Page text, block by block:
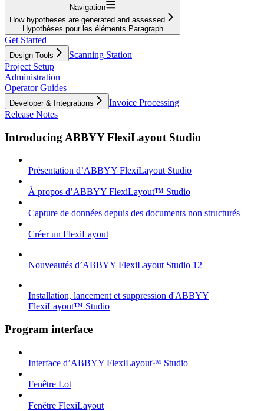
Navigation
How hypotheses are generated and assessed
Hypothèses pour les éléments Paragraph
Get Started
Design Tools
Scanning Station
Project Setup
Administration
Operator Guides
Developer & Integrations
Invoice Processing
Release Notes
Introducing ABBYY FlexiLayout Studio
Présentation d’ABBYY FlexiLayout Studio
À propos d’ABBYY FlexiLayout™ Studio
Capture de données depuis des documents non structurés
Créer un FlexiLayout
Nouveautés d’ABBYY FlexiLayout Studio 12
Installation, lancement et suppression d'ABBYY
FlexiLayout™ Studio
Program interface
Interface d’ABBYY FlexiLayout™ Studio
Fenêtre Lot
Fenêtre FlexiLayout